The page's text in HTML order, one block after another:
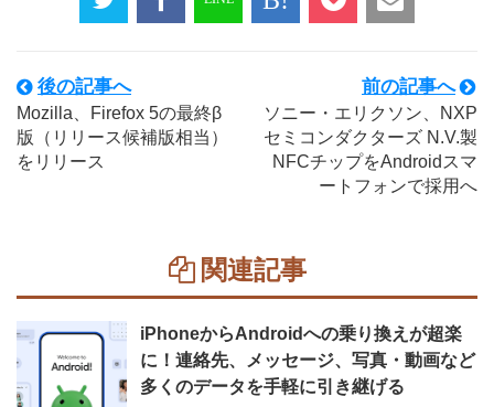
後の記事へ
Mozilla、Firefox 5の最終β
版（リリース候補版相当）
をリリース
前の記事へ
ソニー・エリクソン、NXP
セミコンダクターズ N.V.製
NFCチップをAndroidスマ
ートフォンで採用へ
関連記事
iPhoneからAndroidへの乗り換えが超楽
に！連絡先、メッセージ、写真・動画など
多くのデータを手軽に引き継げる